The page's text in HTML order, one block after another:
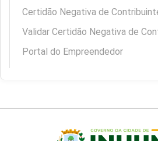
Certidão Negativa de
Validar Certidão Negativa de
Portal do Empreendedor